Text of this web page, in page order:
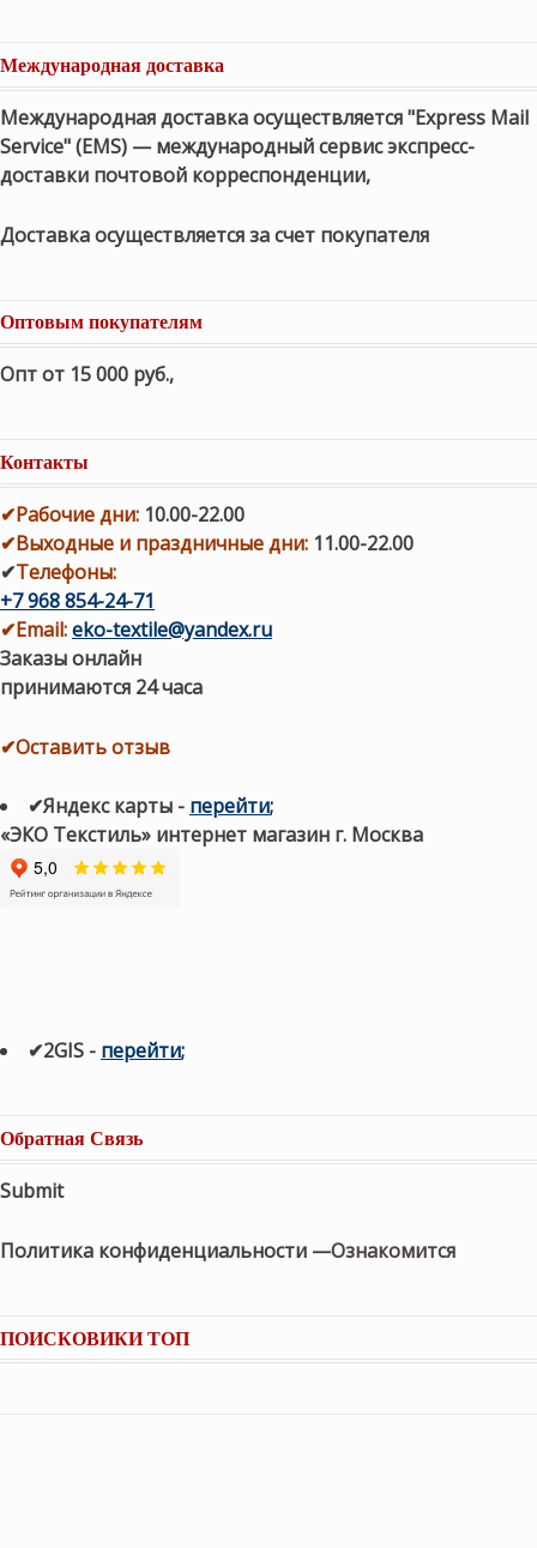
Международная доставка
Международная доставка осуществляется "Express Mail
Service" (EMS) — международный сервис экспресс-
доставки почтовой корреспонденции,
Доставка осуществляется за счет покупателя
Оптовым покупателям
Опт от 15 000 руб.,
Контакты
✔Рабочие дни: 10.00-22.00
✔Выходные и праздничные дни: 11.00-22.00
✔Телефоны:
+7 968 854-24-71
✔Email:eko-textile@yandex.ru
Заказы онлайн
принимаются 24 часа
✔Оставить отзыв
✔Яндекс карты - перейти;
«ЭКО Текстиль» интернет магазин г. Москва
✔2GIS - перейти;
Обратная Связь
Submit
Политика конфиденциальности —Ознакомится
ПОИСКОВИКИ ТОП